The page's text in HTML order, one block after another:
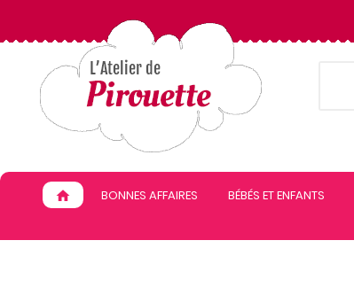
home BONNES AFFAIRES BÉBÉS ET ENFANTS